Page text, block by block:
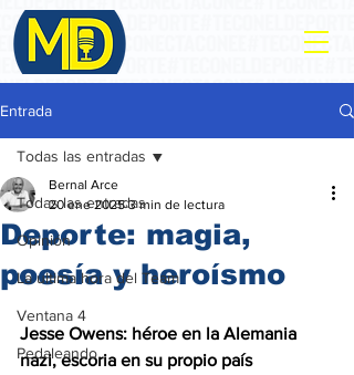
Entrada
Todas las entradas
Opinión
La ultima hora del Team
Ventana 4
Pedaleando
Todas las entradas
Deporte: magia,
poesía y heroísmo
Bernal Arce
20 ene 2025 3 min de lectura
Jesse Owens: héroe en la Alemania
nazi, escoria en su propio país